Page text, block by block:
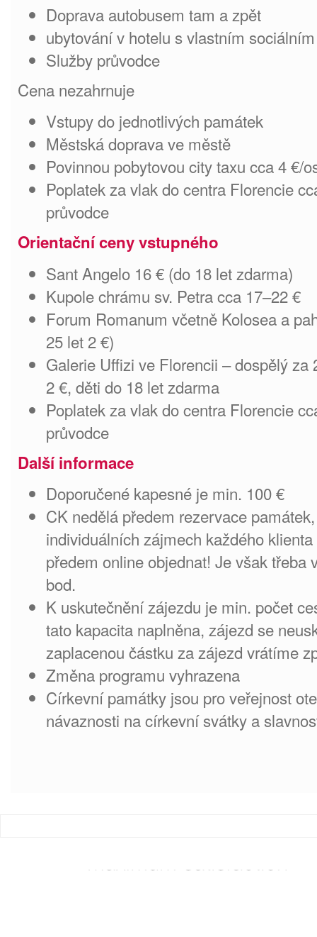
Doprava autobusem tam a zpět
ubytování v hotelu s vlastním
Služby průvodce
Cena nezahrnuje
Vstupy do jednotlivých památek
Městská doprava ve městě
Povinnou pobytovou city taxu cca 4 €/
Poplatek za vlak do centra Florencie
průvodce
Orientační ceny vstupného
Sant Angelo 16 € (do 18 let zdarma)
Kupole chrámu sv. Petra cca 17–22 €
Forum Romanum včetně Kolosea a
25 let 2 €)
Galerie Uffizi ve Florencii – dospělý za
2 €, děti do 18 let zdarma
Poplatek za vlak do centra Florencie
průvodce
Další informace
Doporučené kapesné je min. 100 €
CK nedělá předem rezervace
individuálních zájmech každého
předem online objednat! Je však třeba
bod.
K uskutečnění zájezdu je min. počet
tato kapacita naplněna, zájezd se
zaplacenou částku za zájezd vrátíme
Změna programu vyhrazena
Církevní památky jsou pro veřejnost
návaznosti na církevní svátky a